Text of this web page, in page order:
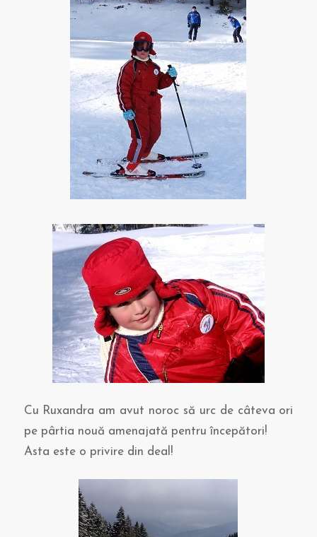
Cu Ruxandra am avut noroc să urc de câteva ori
pe pârtia nouă amenajată pentru începători!
Asta este o privire din deal!